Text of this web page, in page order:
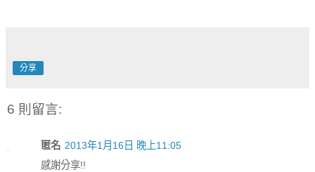
分享
6 則留言:
匿名 2013年1月16日 晚上11:05
感謝分享!!